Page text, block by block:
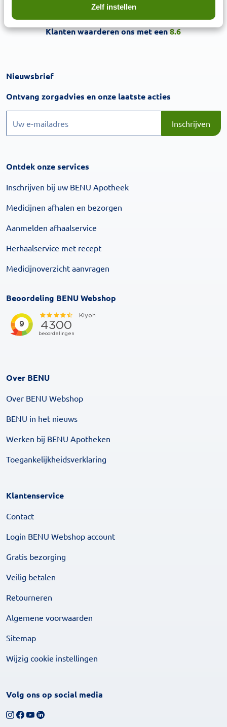
Zelf instellen
Klanten waarderen ons met een8.6
Nieuwsbrief
Ontvang zorgadvies en onze laatste acties
Inschrijven
Ontdek onze services
Inschrijven bij uw BENU Apotheek
Medicijnen afhalen en bezorgen
Aanmelden afhaalservice
Herhaalservice met recept
Medicijnoverzicht aanvragen
Beoordeling BENU Webshop
Over BENU
Over BENU Webshop
BENU in het nieuws
Werken bij BENU Apotheken
Toegankelijkheidsverklaring
Klantenservice
Contact
Login BENU Webshop account
Gratis bezorging
Veilig betalen
Retourneren
Algemene voorwaarden
Sitemap
Wijzig cookie instellingen
Volg ons op social media
Volg ons op Instagram
Volg ons op Facebook
Bekijk ons YouTube-kanaal
Volg ons op LinkedIn